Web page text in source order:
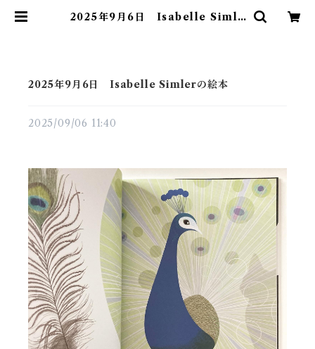
2025年9月6日 Isabelle Simle
2025年9月6日 Isabelle Simlerの絵本
2025/09/06 11:40